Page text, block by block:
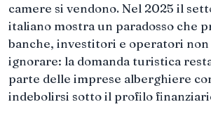
camere si vendono. Nel 2025 il
italiano mostra un paradosso che
banche, investitori e operatori non
ignorare: la domanda turistica
parte delle imprese alberghiere
indebolirsi sotto il profilo